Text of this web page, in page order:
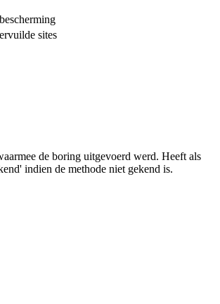
sites
de boring uitgevoerd werd. Heeft als
indien de methode niet gekend is.